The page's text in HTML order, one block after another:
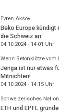
Evren Aksoy
Beko Europe kündigt
die Schweiz an
04.10.2024 - 14:01 Uhr
Wenn Betonklötze
Jenga ist nur etwas
Mitnichten!
04.10.2024 - 14:15Uhr
Schweizerisches
ETH und EPFL